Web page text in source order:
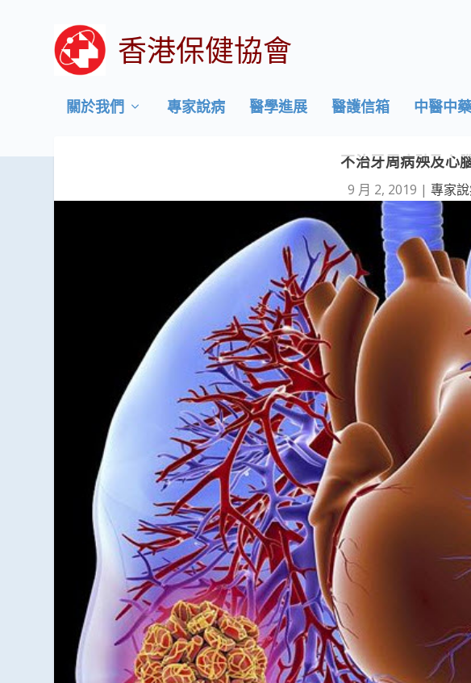
香港保健協會
關於我們 專家說病 醫學進展 醫護信箱 中醫中藥
不治牙周病殃及心
9 月 2, 2019 |專家